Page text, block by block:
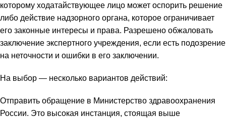
которому ходатайствующее лицо может оспорить решение
либо действие надзорного органа, которое ограничивает
его законные интересы и права. Разрешено обжаловать
заключение экспертного учреждения, если есть подозрение
на неточности и ошибки в его заключении.
На выбор — несколько вариантов действий:
Отправить обращение в Министерство здравоохранения
России. Это высокая инстанция, стоящая выше